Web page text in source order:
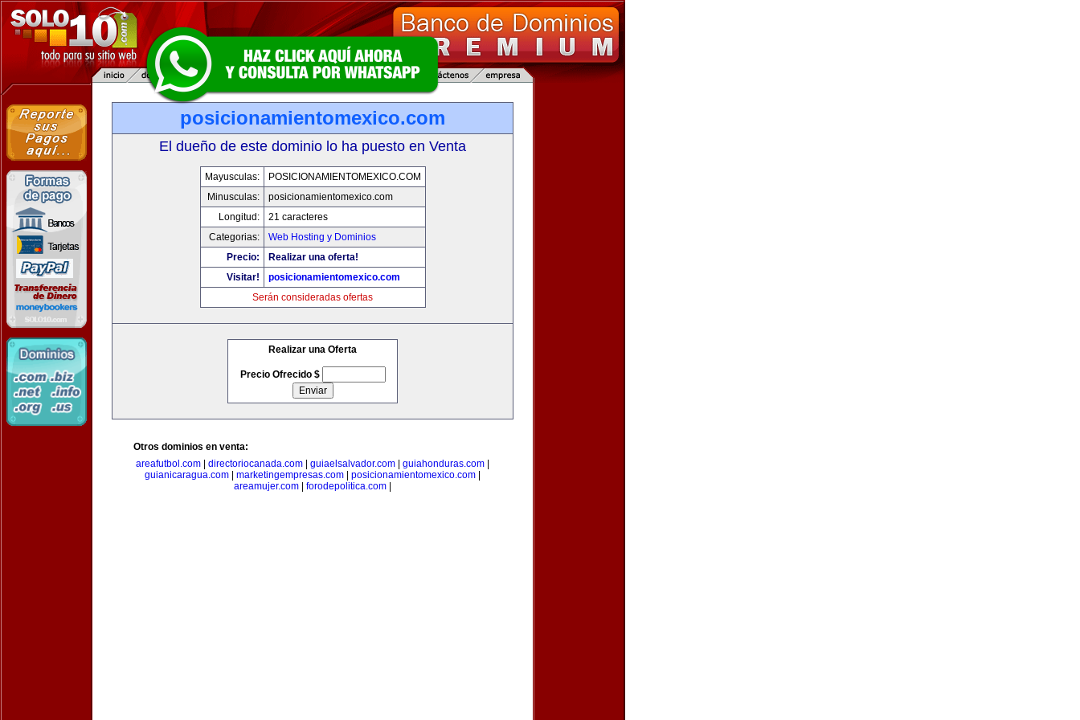
posicionamientomexico.com
El dueño de este dominio lo ha puesto en Venta
Mayusculas:
POSICIONAMIENTOMEXICO.COM
Minusculas:
posicionamientomexico.com
Longitud:
21 caracteres
Categorias:
Web Hosting y Dominios
Precio:
Realizar una oferta!
Visitar!
posicionamientomexico.com
Serán consideradas ofertas
Realizar una Oferta
Precio Ofrecido $
Otros dominios en venta:
areafutbol.com
directoriocanada.com guiaelsalvador.com guiahonduras.com
guianicaragua.com
marketingempresas.com posicionamientomexico.com
areamujer.com
forodepolitica.com